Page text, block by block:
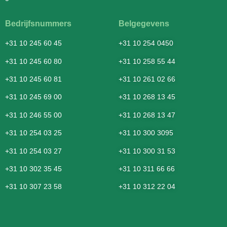
Bedrijfsnummers
+31 10 245 60 45
+31 10 245 60 80
+31 10 245 60 81
+31 10 245 69 00
+31 10 246 55 00
+31 10 254 03 25
+31 10 254 03 27
+31 10 302 35 45
+31 10 307 23 58
Belgegevens
+31 10 254 0450
+31 10 258 55 44
+31 10 261 02 66
+31 10 268 13 45
+31 10 268 13 47
+31 10 300 3095
+31 10 300 31 53
+31 10 311 66 66
+31 10 312 22 04